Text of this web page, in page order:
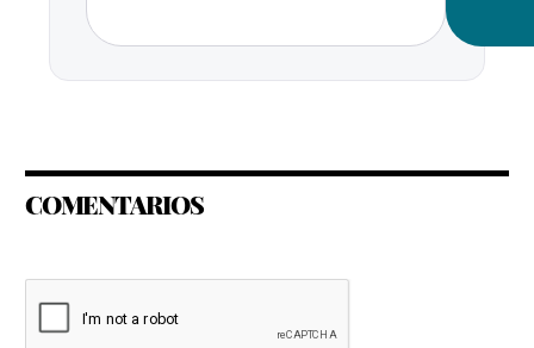
COMENTARIOS